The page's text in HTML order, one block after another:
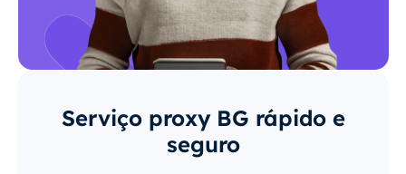
Serviço proxy BG rápido e
seguro